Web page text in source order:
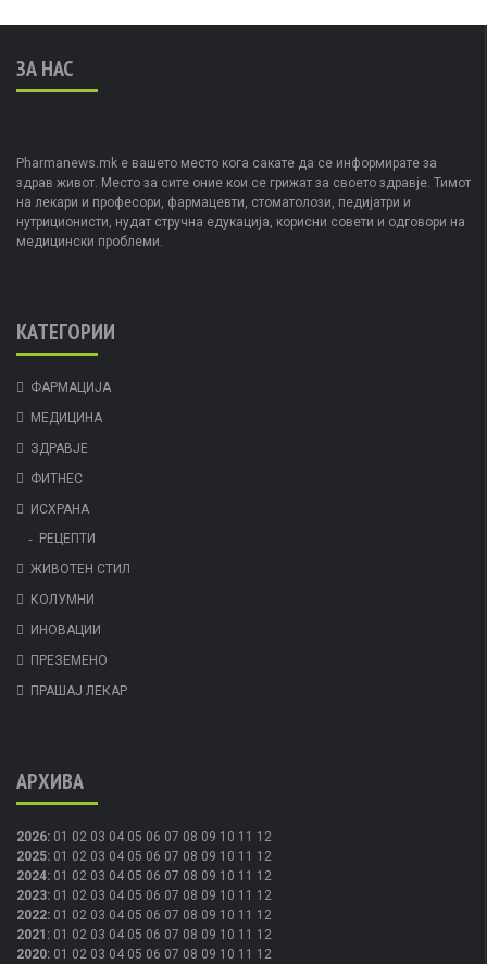
ЗА НАС
Pharmanews.mk е вашето место кога сакате да се информирате за
здрав живот. Место за сите оние кои се грижат за своето здравје. Тимот
на лекари и професори, фармацевти, стоматолози, педијатри и
нутриционисти, нудат стручна едукација, корисни совети и одговори на
медицински проблеми.
КАТЕГОРИИ
ФАРМАЦИЈА
МЕДИЦИНА
ЗДРАВЈЕ
ФИТНЕС
ИСХРАНА
РЕЦЕПТИ
ЖИВОТЕН СТИЛ
КОЛУМНИ
ИНОВАЦИИ
ПРЕЗЕМЕНО
ПРАШАЈ ЛЕКАР
АРХИВА
2026: 01 02 03 04 05 06 07 08 09 10 11 12
2025: 01 02 03 04 05 06 07 08 09 10 11 12
2024: 01 02 03 04 05 06 07 08 09 10 11 12
2023: 01 02 03 04 05 06 07 08 09 10 11 12
2022: 01 02 03 04 05 06 07 08 09 10 11 12
2021 : 01 02 03 04 05 06 07 08 09 10 11 12
2020: 01 02 03 04 05 06 07 08 09 10 11 12